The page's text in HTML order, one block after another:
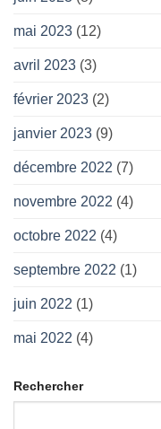
mai 2023 (12)
avril 2023 (3)
février 2023 (2)
janvier 2023 (9)
décembre 2022 (7)
novembre 2022 (4)
octobre 2022 (4)
septembre 2022 (1)
juin 2022 (1)
mai 2022 (4)
Rechercher